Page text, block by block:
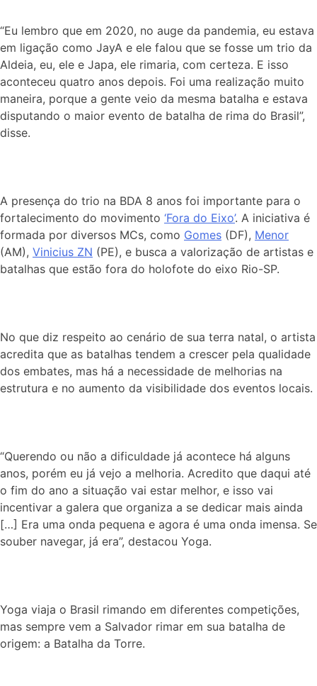
“Eu lembro que em 2020, no auge da pandemia, eu estava
em ligação como JayA e ele falou que se fosse um trio da
Aldeia, eu, ele e Japa, ele rimaria, com certeza. E isso
aconteceu quatro anos depois. Foi uma realização muito
maneira, porque a gente veio da mesma batalha e estava
disputando o maior evento de batalha de rima do Brasil”,
disse.
A presença do trio na BDA 8 anos foi importante para o
fortalecimento do movimento ‘Fora do Eixo’. A iniciativa é
formada por diversos MCs, como Gomes (DF), Menor
(AM), Vinicius ZN (PE), e busca a valorização de artistas e
batalhas que estão fora do holofote do eixo Rio-SP.
No que diz respeito ao cenário de sua terra natal, o artista
acredita que as batalhas tendem a crescer pela qualidade
dos embates, mas há a necessidade de melhorias na
estrutura e no aumento da visibilidade dos eventos locais.
“Querendo ou não a dificuldade já acontece há alguns
anos, porém eu já vejo a melhoria. Acredito que daqui até
o fim do ano a situação vai estar melhor, e isso vai
incentivar a galera que organiza a se dedicar mais ainda
[…] Era uma onda pequena e agora é uma onda imensa. Se
souber navegar, já era”, destacou Yoga.
Yoga viaja o Brasil rimando em diferentes competições,
mas sempre vem a Salvador rimar em sua batalha de
origem: a Batalha da Torre.